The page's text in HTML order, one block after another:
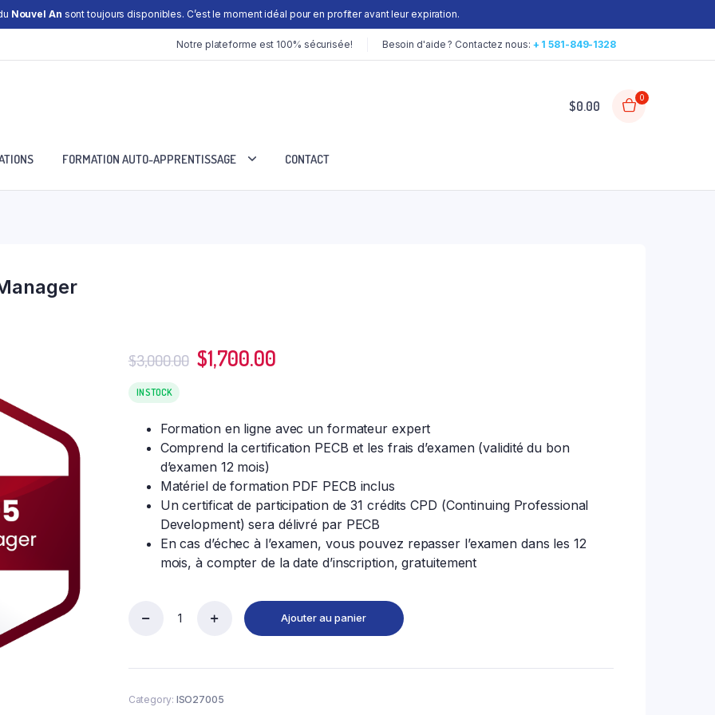
Nouvel An sont toujours disponibles. C’est le moment idéal pour en profiter avant leur expiration.
Notre plateforme est 100% sécurisée! Besoin d'aide ? Contactez nous: + 1 581-849-1328
$0.00
0
FORMATION AUTO-APPRENTISSAGE CONTACT
$3,000.00 Le
prix
$3,000.00.
$1,700.00Le
$1,700.00.
IN STOCK
Formation en ligne avec un formateur expert
Comprend la certification PECB et les frais d’examen (validité du bon
d’examen 12 mois)
Matériel de formation PDF PECB inclus
Un certificat de participation de 31 crédits CPD (Continuing Professional
Development) sera délivré par PECB
En cas d’échec à l’examen, vous pouvez repasser l’examen dans les 12
mois, à compter de la date d’inscription, gratuitement
Lead
Manager
Ajouter au panier
Category: ISO27005